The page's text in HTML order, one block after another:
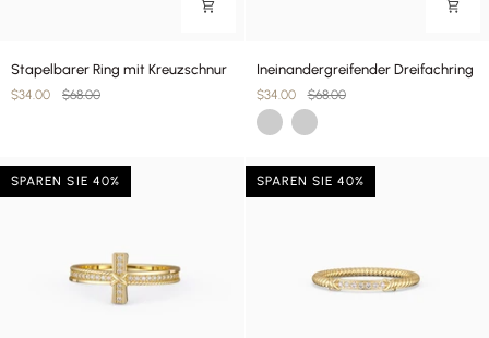
Stapelbarer
Ring
mit
Stapelbarer Ring mit Kreuzschnur
$34.00 $68.00
Ineinandergreifender
Dreifachring
Ineinandergreifender Dreifachring
$34.00 $68.00
Gold Silber
SPAREN SIE 40% SPAREN SIE 40%